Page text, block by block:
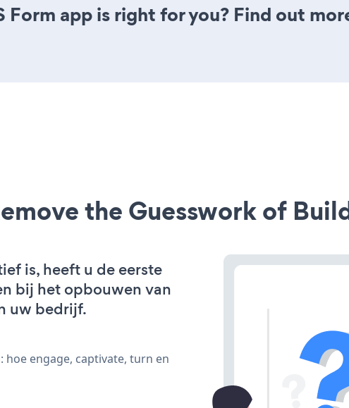
Form app is right for you? Find out
the Guesswork of
is, heeft u de eerste
bij het opbouwen van
uw bedrijf.
engage, captivate, turn en